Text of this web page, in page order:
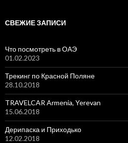
СВЕЖИЕ ЗАПИСИ
Что посмотреть в ОАЭ
01.02.2023
Трекинг по Красной Поляне
28.10.2018
TRAVELCAR Armenia, Yerevan
15.06.2018
Дерипаска и Приходько
12.02.2018